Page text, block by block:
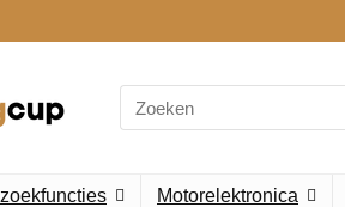
Search
for:
Motorelektronica